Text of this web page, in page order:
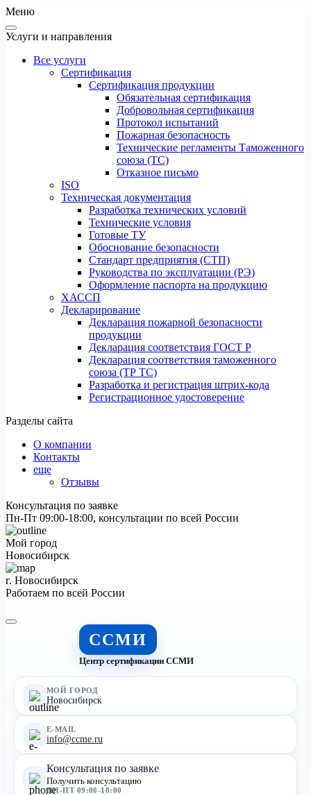
Меню
Услуги и направления
Все услуги
Сертификация
Сертификация продукции
Обязательная сертификация
Добровольная сертификация
Протокол испытаний
Пожарная безопасность
Технические регламенты Таможенного
союза (ТС)
Отказное письмо
ISO
Техническая документация
Разработка технических условий
Технические условия
Готовые ТУ
Обоснование безопасности
Стандарт предприятия (СТП)
Руководства по эксплуатации (РЭ)
Оформление паспорта на продукцию
ХАССП
Декларирование
Декларация пожарной безопасности
продукции
Декларация соответствия ГОСТ Р
Декларация соответствия таможенного
союза (ТР ТС)
Разработка и регистрация штрих-кода
Регистрационное удостоверение
Разделы сайта
О компании
Контакты
еще
Отзывы
Консультация по заявке
Пн-Пт 09:00-18:00, консультации по всей России
Мой город
Новосибирск
г. Новосибирск
Работаем по всей России
ССМИ
Центр сертификации ССМИ
МОЙ ГОРОД
Новосибирск
E-MAIL
info@ccme.ru
Консультация по заявке
Получить консультацию
ПН-ПТ 09:00-18:00